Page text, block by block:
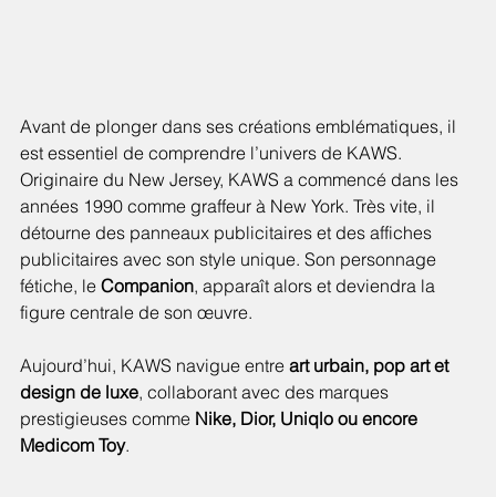
Avant de plonger dans ses créations emblématiques, il
est essentiel de comprendre l’univers de KAWS.
Originaire du New Jersey, KAWS a commencé dans les
années 1990 comme graffeur à New York. Très vite, il
détourne des panneaux publicitaires et des affiches
publicitaires avec son style unique. Son personnage
fétiche, le Companion, apparaît alors et deviendra la
figure centrale de son œuvre.
Aujourd’hui, KAWS navigue entre art urbain, pop art et
design de luxe, collaborant avec des marques
prestigieuses comme Nike, Dior, Uniqlo ou encore
Medicom Toy.